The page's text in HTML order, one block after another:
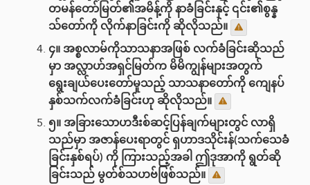
တမန်တော်မြတ်၏အမိန့်ကို နာခံခြင်းနှင့် ၎င်း၏စွန္န
သ်တော်ကို လိုက်နာခြင်းကို ဆိုလိုသည်။
၄။ အစ္စလာမ်ကိုသာသနာအဖြစ် လက်ခံခြင်းဆိုသည်
မှာ အလ္လာဟ်အရှင်မြတ်က မိမိကျွန်များအတွက်
ရွေးချယ်ပေးတော်မူသည့် သာသနာတော်ကို ကျေနပ်
နှစ်သက်လက်ခံခြင်းဟု ဆိုလိုသည်။
၅။ အခြားသောဟဒီးစ်ဆင့်ပြန်ချက်များတွင် လာရှိ
သည်မှာ အဇာန်ပေးရာတွင် ရှဟာဒသိုင်းန်(သက်သေခံ
ခြင်းနှစ်ရပ်) ကို ကြားသည့်အခါ ဤဒုအာကို ရွတ်ဆို
ခြင်းသည် မွတ်စ်သဟဗ်ဖြစ်သည်။